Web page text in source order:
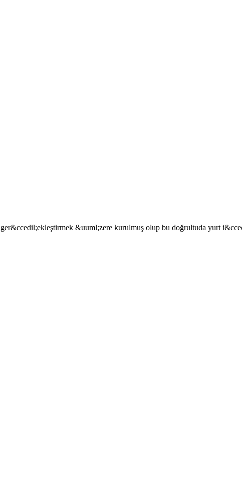
&uuml;zere kurulmuş olup bu doğrultuda yurt